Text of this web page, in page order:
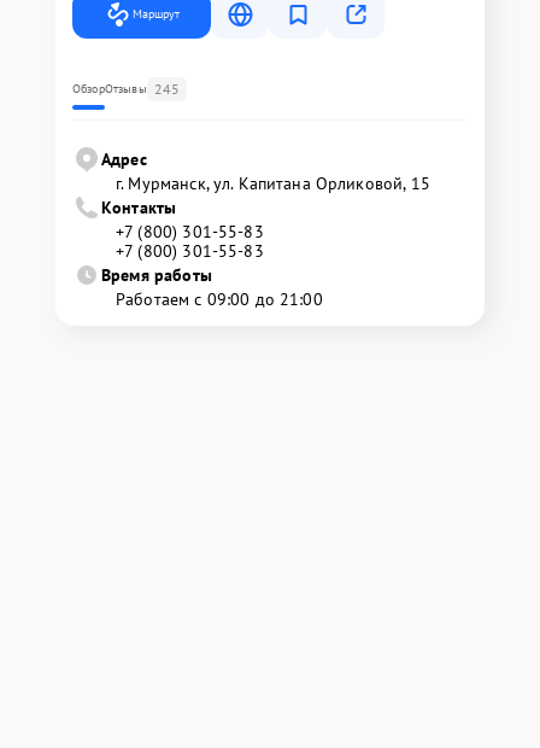
Маршрут
ОбзорОтзывы 245
Адрес
г. Мурманск, ул. Капитана Орликовой, 15
Контакты
+7 (800) 301-55-83
+7 (800) 301-55-83
Время работы
Работаем с 09:00 до 21:00